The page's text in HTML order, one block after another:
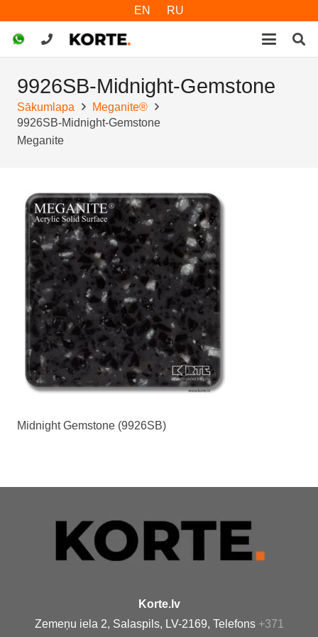
EN RU
9926SB-Midnight-Gemstone
Sākumlapa
Meganite®
9926SB-Midnight-Gemstone
Meganite
Midnight Gemstone (9926SB)
Korte.lv
Zemeņu iela 2, Salaspils, LV-2169, Telefons +371